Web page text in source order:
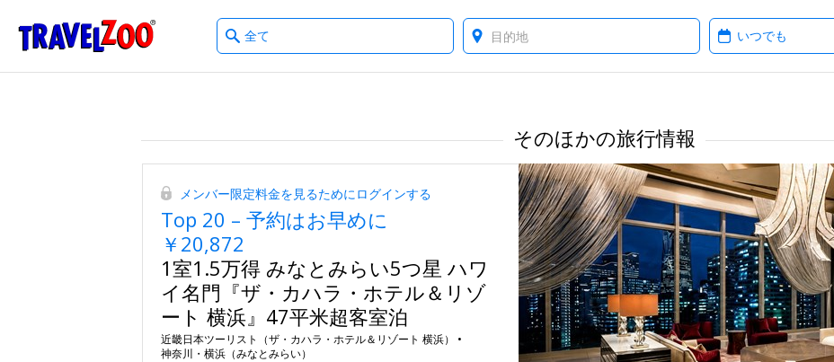
Travelzoo
What
type
Where? When?
そのほかの旅行情報
メンバー限定料金を見るためにログインする
Top 20 – 予約はお早めに
￥20,872
1室1.5万得 みなとみらい5つ星 ハワ
イ名門『ザ・カハラ・ホテル＆リゾ
ート 横浜』47平米超客室泊
近畿日本ツーリスト（ザ・カハラ・ホテル＆リゾート 横浜） •
神奈川・横浜（みなとみらい）